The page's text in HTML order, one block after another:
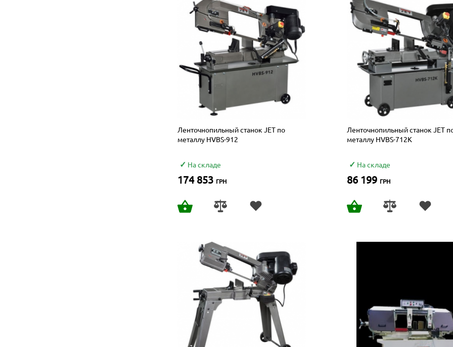
Ленточнопильный станок JET по
металлу HVBS-912
На складе
174 853 ГРН
Ленточнопильный станок JET
металлу HVBS-712K
На складе
86 199 ГРН